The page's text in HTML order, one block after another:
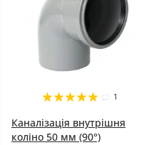
1
Каналізація внутрішня
коліно 50 мм (90°)